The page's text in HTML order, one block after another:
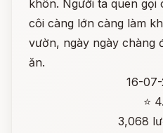
khôn. Người ta quen gọi
côi càng lớn càng làm
vườn, ngày ngày chàng
ăn.
16-
⭐
3,068